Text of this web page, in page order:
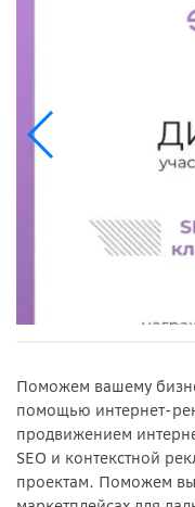
Поможем вашему
помощью интернет-
продвижением
SEO и контекстной
проектам. Поможем